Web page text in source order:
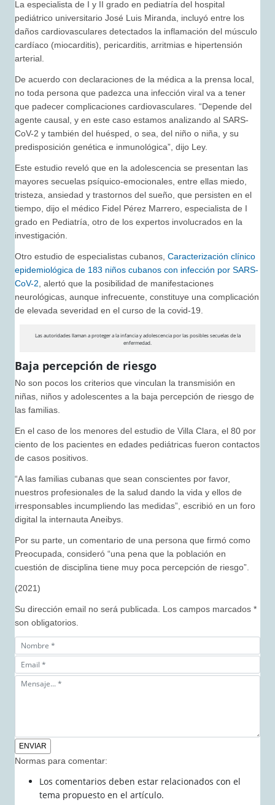
La especialista de I y II grado en pediatría del hospital
pediátrico universitario José Luis Miranda, incluyó entre los
daños cardiovasculares detectados la inflamación del músculo
cardíaco (miocarditis), pericarditis, arritmias e hipertensión
arterial.
De acuerdo con declaraciones de la médica a la prensa local,
no toda persona que padezca una infección viral va a tener
que padecer complicaciones cardiovasculares. “Depende del
agente causal, y en este caso estamos analizando al SARS-
CoV-2 y también del huésped, o sea, del niño o niña, y su
predisposición genética e inmunológica”, dijo Ley.
Este estudio reveló que en la adolescencia se presentan las
mayores secuelas psíquico-emocionales, entre ellas miedo,
tristeza, ansiedad y trastornos del sueño, que persisten en el
tiempo, dijo el médico Fidel Pérez Marrero, especialista de I
grado en Pediatría, otro de los expertos involucrados en la
investigación.
Otro estudio de especialistas cubanos, Caracterización clínico
epidemiológica de 183 niños cubanos con infección por SARS-
CoV-2 , alertó que la posibilidad de manifestaciones
neurológicas, aunque infrecuente, constituye una complicación
de elevada severidad en el curso de la covid-19.
Las autoridades llaman a proteger a la infancia y adolescencia por las posibles secuelas de la
enfermedad.
Baja percepción de riesgo
No son pocos los criterios que vinculan la transmisión en
niñas, niños y adolescentes a la baja percepción de riesgo de
las familias.
En el caso de los menores del estudio de Villa Clara, el 80 por
ciento de los pacientes en edades pediátricas fueron contactos
de casos positivos.
“A las familias cubanas que sean conscientes por favor,
nuestros profesionales de la salud dando la vida y ellos de
irresponsables incumpliendo las medidas”, escribió en un foro
digital la internauta Aneibys.
Por su parte, un comentario de una persona que firmó como
Preocupada, consideró “una pena que la población en
cuestión de disciplina tiene muy poca percepción de riesgo”.
(2021)
Su dirección email no será publicada. Los campos marcados *
son obligatorios.
Normas para comentar:
Los comentarios deben estar relacionados con el
tema propuesto en el artículo.